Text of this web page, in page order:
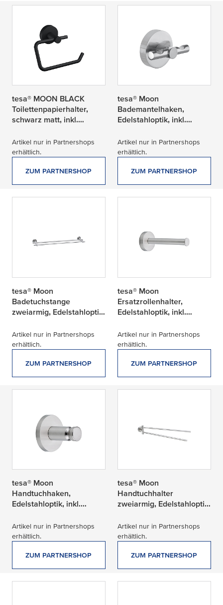
tesa® MOON BLACK
Toilettenpapierhalter,
schwarz matt, inkl.
Artikel nur in Partnershops
erhältlich.
ZUM PARTNERSHOP
tesa® Moon
Bademantelhaken,
Edelstahloptik, inkl.
Artikel nur in Partnershops
erhältlich.
ZUM PARTNERSHOP
tesa® Moon
Badetuchstange
zweiarmig, Edelstahloptik,
Artikel nur in Partnershops
erhältlich.
ZUM PARTNERSHOP
tesa® Moon
Ersatzrollenhalter,
Edelstahloptik, inkl.
Artikel nur in Partnershops
erhältlich.
ZUM PARTNERSHOP
tesa® Moon
Handtuchhaken,
Edelstahloptik, inkl.
Artikel nur in Partnershops
erhältlich.
ZUM PARTNERSHOP
tesa® Moon
Handtuchhalter
zweiarmig, Edelstahloptik,
Artikel nur in Partnershops
erhältlich.
ZUM PARTNERSHOP